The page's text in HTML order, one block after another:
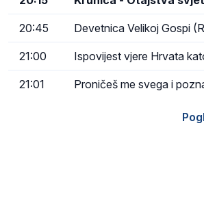
20:45 Devetnica Velikoj Gospi
21:00 Ispovijest vjere Hrvata
21:01 Proničeš me svega i